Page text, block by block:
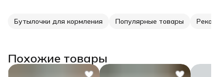
Бутылочки для кормления Популярные товары
Похожие товары